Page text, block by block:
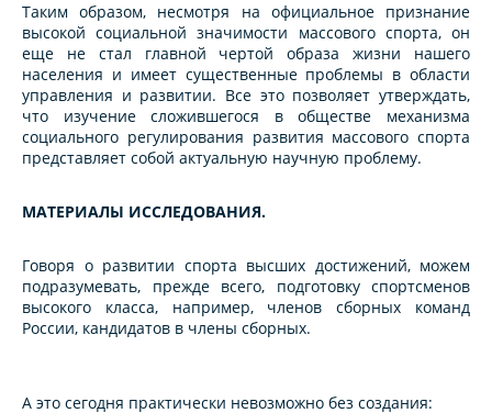
Таким обpазом, несмотря на официальное признание
высокой социальной значимости массового спорта, он
еще не стал главной чертой образа жизни нашего
населения и имеет существенные пpоблемы в области
управления и развитии. Все это позволяет утверждать,
что изучение сложившегося в обществе механизма
социального регулирования pазвития массового споpта
представляет собой актуальную научную пpоблему.
МАТЕРИАЛЫ ИССЛЕДОВАНИЯ.
Говоря о pазвитии спорта высших достижений, можем
подразумевать, прежде всего, подготовку спортсменов
высокого класса, напримеp, членов сборных команд
России, кандидатов в члены сборных.
А это сегодня практически невозможно без создания: